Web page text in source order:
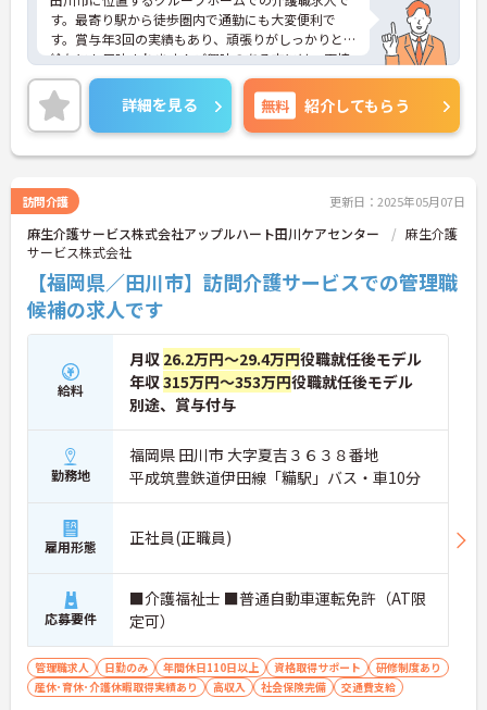
す。最寄り駅から徒歩圏内で通勤にも大変便利で
す。賞与年3回の実績もあり、頑張りがしっかりとお
給与にも反映されます！ご興味のある方には、面接
対策ポイントなど、さらに詳細をお話しいたします
のでお気軽にご相談ください！
詳細を見る 無料 紹介してもらう
訪問介護 更新日：2025年05月07日
麻生介護サービス株式会社アップルハート田川ケアセンター
麻生介護
サービス株式会社
【福岡県／田川市】訪問介護サービスでの管理職
候補の求人です
給料
月収 26.2万円～29.4万円役職就任後モデル
年収315万円～353万円役職就任後モデル
別途、賞与付与
勤務地
福岡県 田川市 大字夏吉３６３８番地
平成筑豊鉄道伊田線「糒駅」バス・車10分
雇用形態 正社員(正職員)
応募要件
■介護福祉士 ■普通自動車運転免許（AT限
定可）
管理職求人 日勤のみ 年間休日110日以上 資格取得サポート
研修制度あり
産休･育休･介護休暇取得実績あり
高収入 社会保険完備 交通費支給